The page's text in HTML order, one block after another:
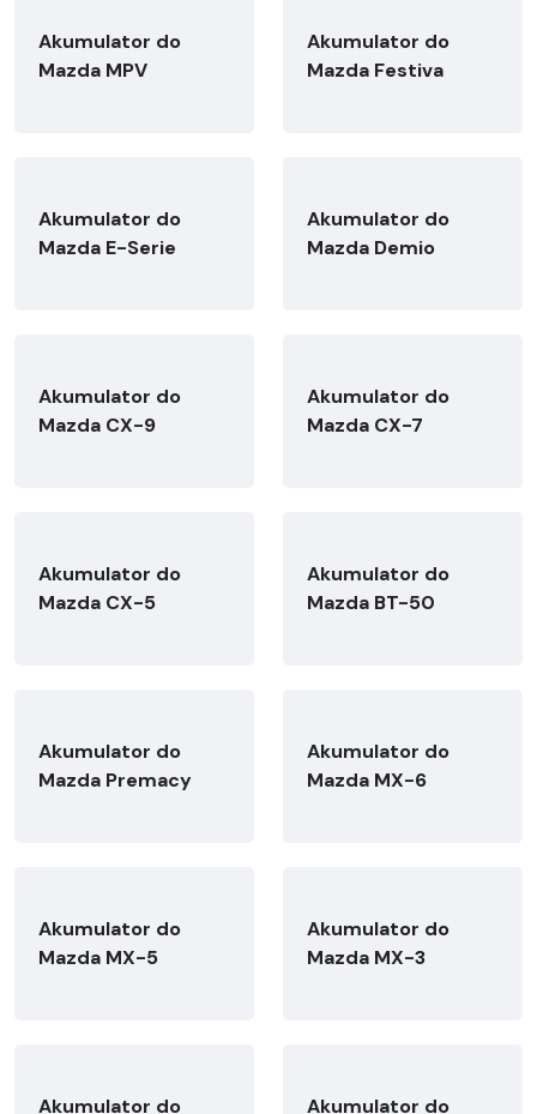
Akumulator do
Mazda MPV
Akumulator do
Mazda Festiva
Akumulator do
Mazda E-Serie
Akumulator do
Mazda Demio
Akumulator do
Mazda CX-9
Akumulator do
Mazda CX-7
Akumulator do
Mazda CX-5
Akumulator do
Mazda BT-50
Akumulator do
Mazda Premacy
Akumulator do
Mazda MX-6
Akumulator do
Mazda MX-5
Akumulator do
Mazda MX-3
Akumulator do
Akumulator do